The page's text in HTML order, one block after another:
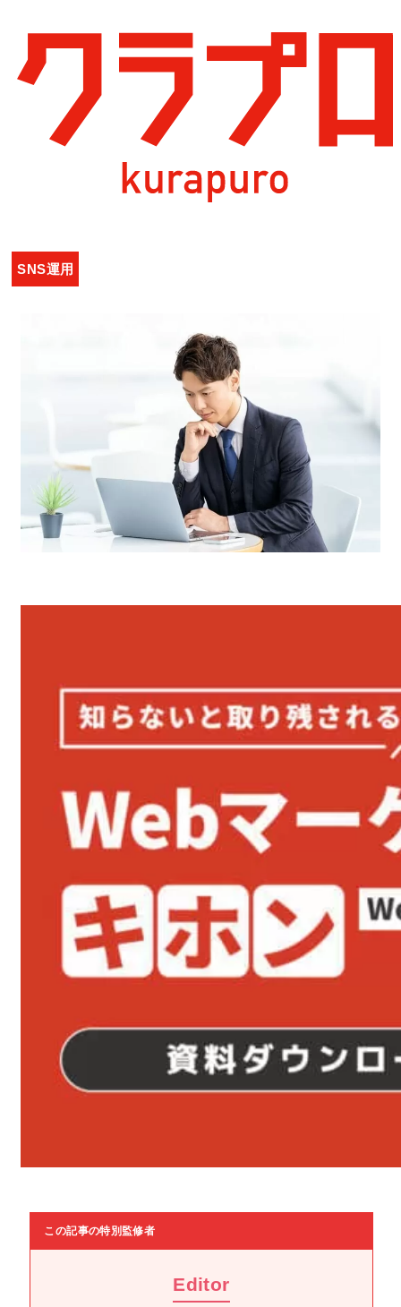
クラプロ> コラム SNS運用
SNSの特徴・強みを徹底比
較！企業で活用すべきSNSとは？
SNSの特徴・強みを徹底比較！企業で活用すべ
SNS運用
この記事の特別監修者
Editor